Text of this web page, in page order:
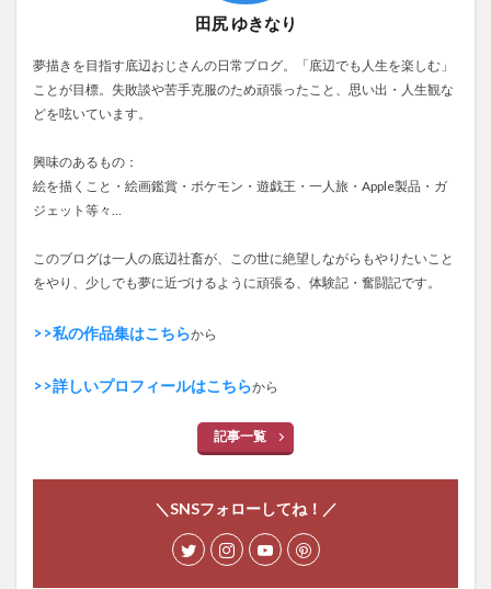
田尻 ゆきなり
夢描きを目指す底辺おじさんの日常ブログ。「底辺でも人生を楽しむ」
ことが目標。失敗談や苦手克服のため頑張ったこと、思い出・人生観な
どを呟いています。
興味のあるもの：
絵を描くこと・絵画鑑賞・ポケモン・遊戯王・一人旅・Apple製品・ガ
ジェット等々…
このブログは一人の底辺社畜が、この世に絶望しながらもやりたいこと
をやり、少しでも夢に近づけるように頑張る、体験記・奮闘記です。
>>私の作品集はこちらから
>>詳しいプロフィールはこちらから
記事一覧
＼SNSフォローしてね！／